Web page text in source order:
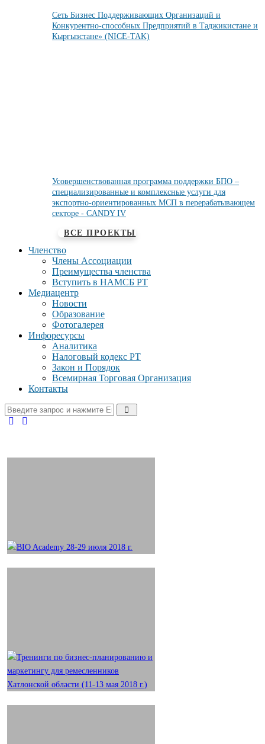
Сеть Бизнес Поддерживающих Организаций и
Конкурентно-способных Предприятий в Таджикистане и
Кыргызстане» (NICE-TAK)
Усовершенствованная программа поддержки БПО –
специализированные и комплексные услуги для
экспортно-ориентированных МСП в перерабатывающем
секторе - CANDY IV
ВСЕ ПРОЕКТЫ
Членство
Члены Ассоциации
Преимущества членства
Вступить в НАМСБ РТ
Медиацентр
Новости
Образование
Фотогалерея
Инфоресурсы
Аналитика
Налоговый кодекс РТ
Закон и Порядок
Всемирная Торговая Организация
Контакты